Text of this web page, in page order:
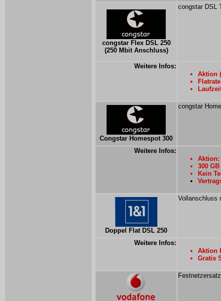
congstar Flex DSL 250
(250 Mbit Anschluss)
congstar DSL
Weitere Infos:
Aktion
Congstar Homespot 300
congstar
Weitere Infos:
Aktion:
300
Kein
Doppel Flat DSL 250
Vollanschluss
Weitere Infos:
Aktion
Gratis